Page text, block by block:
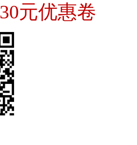
30元优惠卷